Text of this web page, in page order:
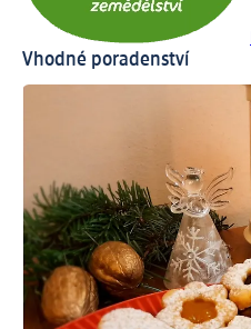
Vhodné poradenství